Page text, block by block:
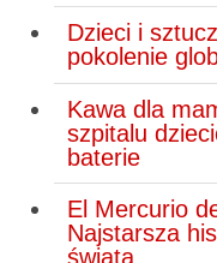
Dzieci i
pokolenie
Kawa dla
szpitalu
baterie
El Mercurio
Najstarsza
świata